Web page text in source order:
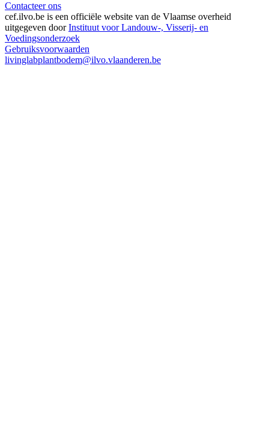
Contacteer ons
cef.ilvo.be is een officiële website van de Vlaamse overheid
uitgegeven doorInstituut voor Landouw-, Visserij- en
Voedingsonderzoek
Gebruiksvoorwaarden
livinglabplantbodem@ilvo.vlaanderen.be